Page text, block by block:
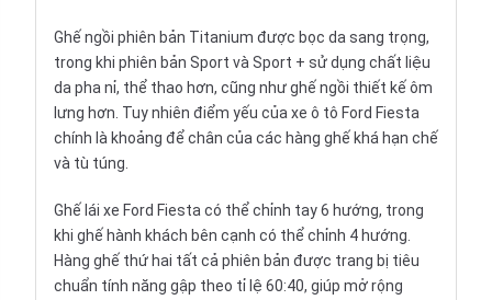
Ghế ngồi phiên bản Titanium được bọc da sang trọng,
trong khi phiên bản Sport và Sport + sử dụng chất liệu
da pha nỉ, thể thao hơn, cũng như ghế ngồi thiết kế ôm
lưng hơn. Tuy nhiên điểm yếu của xe ô tô Ford Fiesta
chính là khoảng để chân của các hàng ghế khá hạn chế
và tù túng.
Ghế lái xe Ford Fiesta có thể chỉnh tay 6 hướng, trong
khi ghế hành khách bên cạnh có thể chỉnh 4 hướng.
Hàng ghế thứ hai tất cả phiên bản được trang bị tiêu
chuẩn tính năng gập theo tỉ lệ 60:40, giúp mở rộng